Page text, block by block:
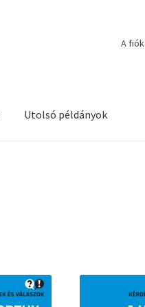
A
Utolsó példányok